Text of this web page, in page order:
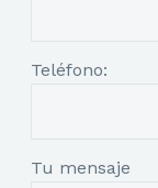
Teléfono:
Tu mensaje